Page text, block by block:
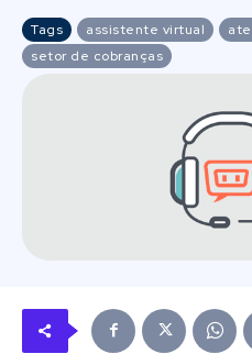
Tags assistente virtual
setor de cobranças